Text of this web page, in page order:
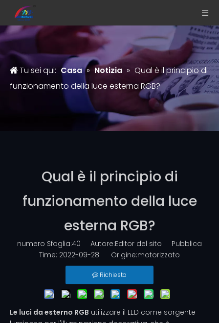
Tu sei qui: Casa » Notizia » Qual è il principio di
funzionamento della luce esterna RGB?
Qual è il principio di
funzionamento della luce
esterna RGB?
numero Sfoglia:40 Autore:Editor del sito Pubblica
Time: 2022-09-28 Origine:motorizzato
Richiesta
Le luci da esterno RGB utilizzare il LED come sorgente